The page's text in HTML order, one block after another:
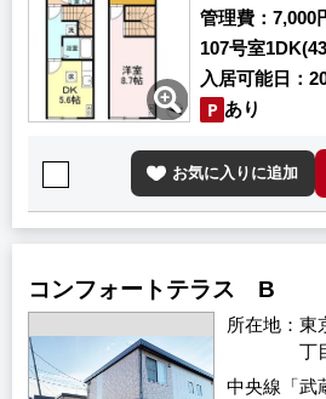
管理費
7,000
107号室
入居可能日
あり
お気に入りに追加
コンフォートテラス B
所在地
東
丁
中央線「武